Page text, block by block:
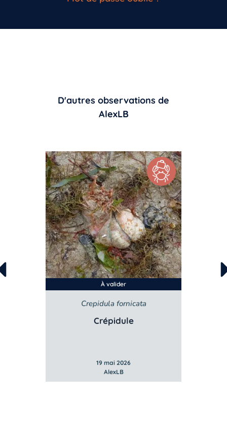
D'autres observations de
AlexLB
À valider
Sargassum muticum
Sargasse japonaise
19 mai 2026
AlexLB